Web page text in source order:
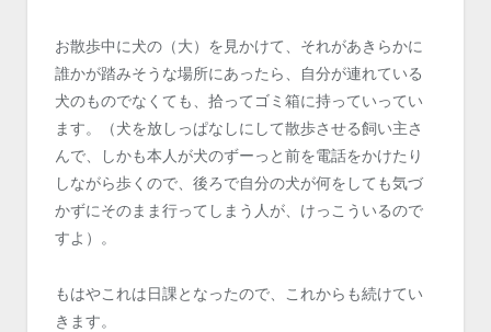
お散歩中に犬の（大）を見かけて、それがあきらかに
誰かが踏みそうな場所にあったら、自分が連れている
犬のものでなくても、拾ってゴミ箱に持っていってい
ます。（犬を放しっぱなしにして散歩させる飼い主さ
んで、しかも本人が犬のずーっと前を電話をかけたり
しながら歩くので、後ろで自分の犬が何をしても気づ
かずにそのまま行ってしまう人が、けっこういるので
すよ）。
もはやこれは日課となったので、これからも続けてい
きます。